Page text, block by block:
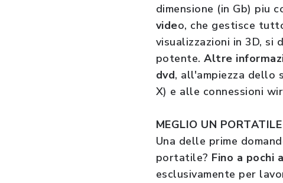
dimensione (in Gb) piu
video, che gestisce
visualizzazioni in 3D, si
potente.Altre
dvd, all'ampiezza dello
X) e alle connessioni
MEGLIO UN
Una delle prime
portatile? Fino a pochi
esclusivamente per